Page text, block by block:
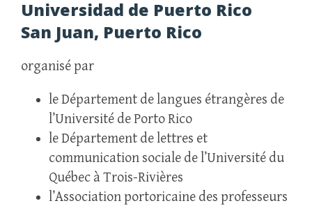
Universidad de Puerto Rico
San Juan, Puerto Rico
organisé par
le Département de langues étrangères de
l’Université de Porto Rico
le Département de lettres et
communication sociale de l’Université du
Québec à Trois-Rivières
l’Association portoricaine des professeurs